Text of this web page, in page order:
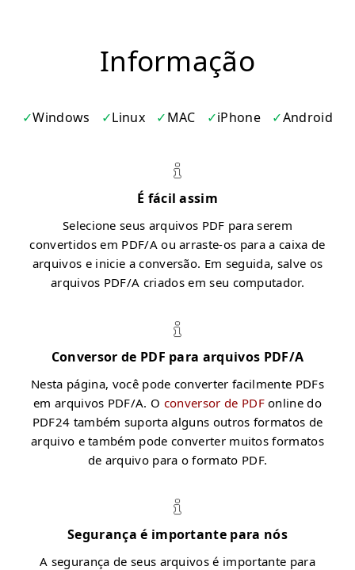
Informação
Windows Linux MAC iPhone Android
É fácil assim
Selecione seus arquivos PDF para serem
convertidos em PDF/A ou arraste-os para a caixa de
arquivos e inicie a conversão. Em seguida, salve os
arquivos PDF/A criados em seu computador.
Conversor de PDF para arquivos PDF/A
Nesta página, você pode converter facilmente PDFs
em arquivos PDF/A. O conversor de PDFonline do
PDF24 também suporta alguns outros formatos de
arquivo e também pode converter muitos formatos
de arquivo para o formato PDF.
Segurança é importante para nós
A segurança de seus arquivos é importante para